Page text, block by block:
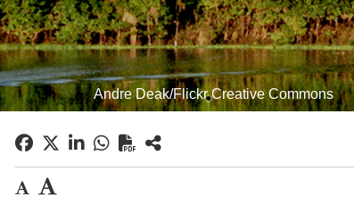
Andre Deak/Flickr Creative Commons